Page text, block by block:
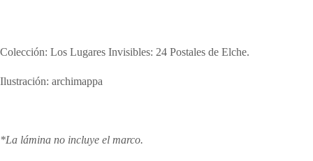
Colección: Los Lugares Invisibles: 24 Postales de Elche.
Ilustración: archimappa
*La lámina no incluye el marco.